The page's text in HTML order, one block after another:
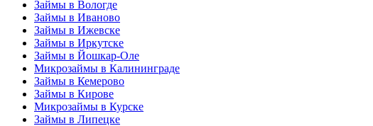
Займы в Вологде
Займы в Иваново
Займы в Ижевске
Займы в Иркутске
Займы в Йошкар-Оле
Микрозаймы в Калининграде
Займы в Кемерово
Займы в Кирове
Микрозаймы в Курске
Займы в Липецке